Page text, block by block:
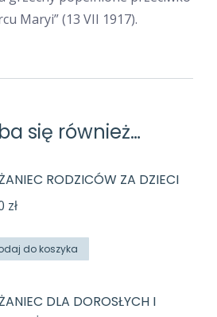
Maryi” (13 VII 1917).
się również…
RODZICÓW ZA DZIECI
zł
do koszyka
DLA DOROSŁYCH I